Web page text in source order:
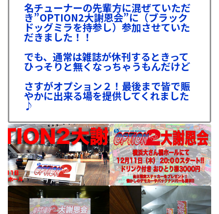
名チューナーの先輩方に混ぜていただ
き”OPTION2大謝恩会”に（ブラック
ドッグミラを持参し）参加させていた
だきました！！
でも、通常は雑誌が休刊するときって
ひっそりと無くなっちゃうもんだけど
さすがオプション２！最後まで皆で賑
やかに出来る場を提供してくれました
♪